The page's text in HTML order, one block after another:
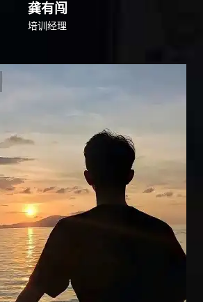
龚有闯
培训经理